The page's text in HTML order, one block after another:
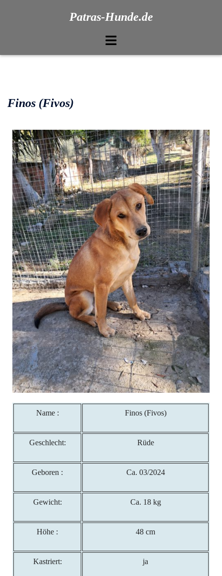
Patras-Hunde.de
Finos (Fivos)
Name : Finos (Fivos)
Geschlecht: Rüde
Geboren : Ca. 03/2024
Gewicht: Ca. 18 kg
Höhe : 48 cm
Kastriert: ja